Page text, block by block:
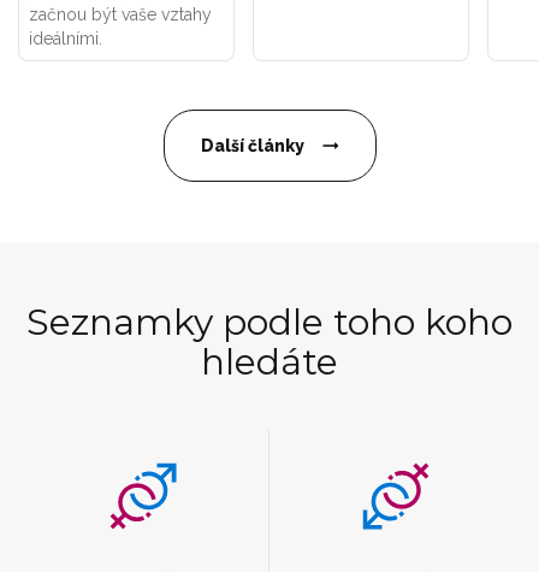
začnou být vaše vztahy
ideálními.
Další články
Seznamky podle toho koho
hledáte